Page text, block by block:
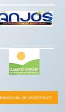
DE HORTIFRUTI